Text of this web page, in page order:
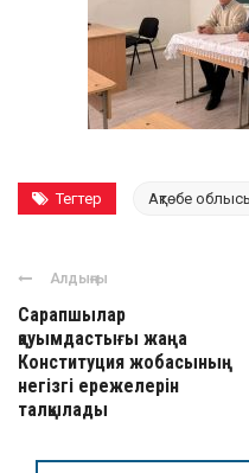
Тегтер Ақтөбе
Алдыңғы
Сарапшылар
қауымдастығы жаңа
Конституция жобасының
негізгі ережелерін
талқылады